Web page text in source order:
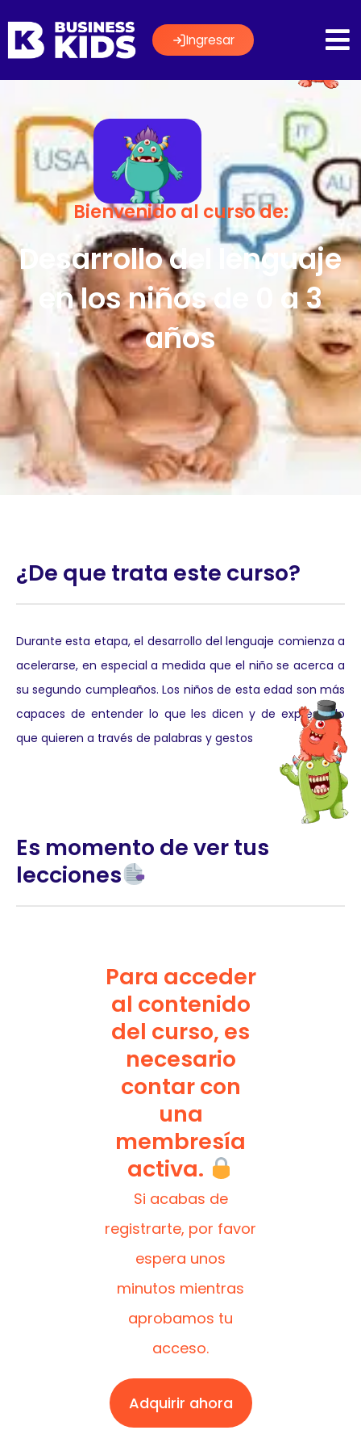
Ingresar
Bienvenido al curso de:
Desarrollo del lenguaje
en los niños de 0 a 3
años
¿De que trata este curso?
Durante esta etapa, el desarrollo del lenguaje comienza a
acelerarse, en especial a medida que el niño se acerca a
su segundo cumpleaños. Los niños de esta edad son más
capaces de entender lo que les dicen y de expresar lo
que quieren a través de palabras y gestos
Es momento de ver tus
lecciones
Para acceder
al contenido
del curso, es
necesario
contar con
una
membresía
activa.
Si acabas de
registrarte, por favor
espera unos
minutos mientras
aprobamos tu
acceso.
Adquirir ahora